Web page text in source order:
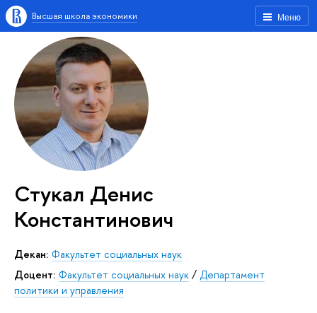
Меню
Высшая школа экономики
Стукал Денис
Константинович
Декан: Факультет социальных наук
Доцент: Факультет социальных наук / Департамент
политики и управления